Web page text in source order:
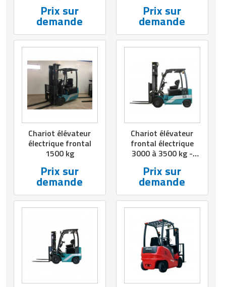
Prix sur
demande
Prix sur
demande
Chariot élévateur
électrique frontal
1500 kg
Prix sur
demande
Chariot élévateur
frontal électrique
3000 à 3500 kg -
Prix sur
demande